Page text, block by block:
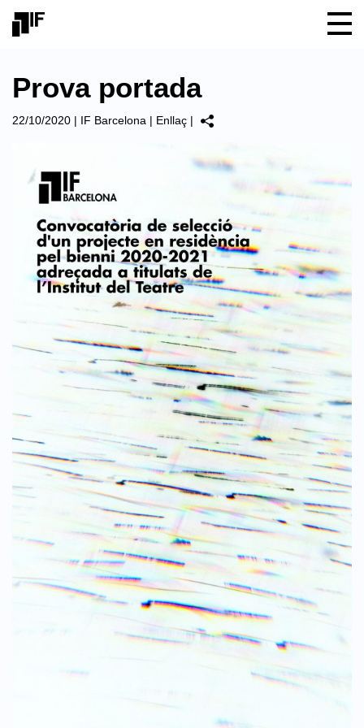
Prova portada
22/10/2020 | IF Barcelona | Enllaç |